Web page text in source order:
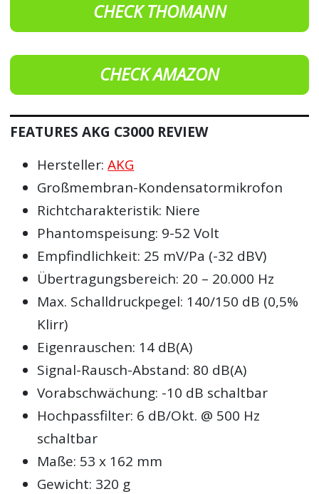
CHECK THOMANN
CHECK AMAZON
FEATURES AKG C3000 REVIEW
Hersteller:AKG
Großmembran-Kondensatormikrofon
Richtcharakteristik: Niere
Phantomspeisung: 9-52 Volt
Empfindlichkeit: 25 mV/Pa (-32 dBV)
Übertragungsbereich: 20 – 20.000 Hz
Max. Schalldruckpegel: 140/150 dB (0,5%
Klirr)
Eigenrauschen: 14 dB(A)
Signal-Rausch-Abstand: 80 dB(A)
Vorabschwächung: -10 dB schaltbar
Hochpassfilter: 6 dB/Okt. @ 500 Hz
schaltbar
Maße: 53 x 162 mm
Gewicht: 320 g